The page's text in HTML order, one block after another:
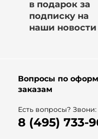
в подарок за
подписку на
наши новости
Вопросы по
заказам
Есть вопросы? Звони:
8 (495) 733-